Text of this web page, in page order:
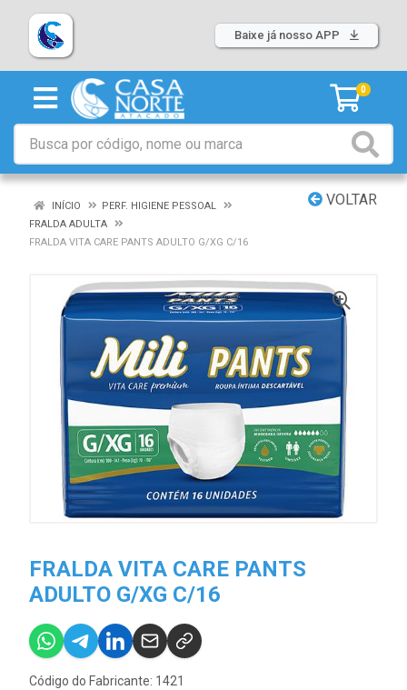
Baixe já nosso APP
0
VOLTAR
INÍCIO
PERF. HIGIENE PESSOAL
FRALDA ADULTA
FRALDA VITA CARE PANTS ADULTO G/XG C/16
FRALDA VITA CARE PANTS
ADULTO G/XG C/16
Código do Fabricante: 1421